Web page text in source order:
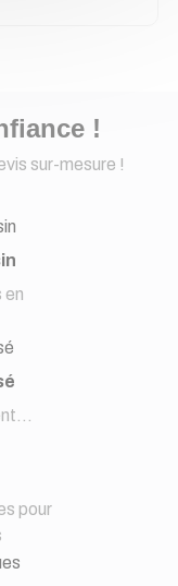
!
sur-mesure !
en
pour